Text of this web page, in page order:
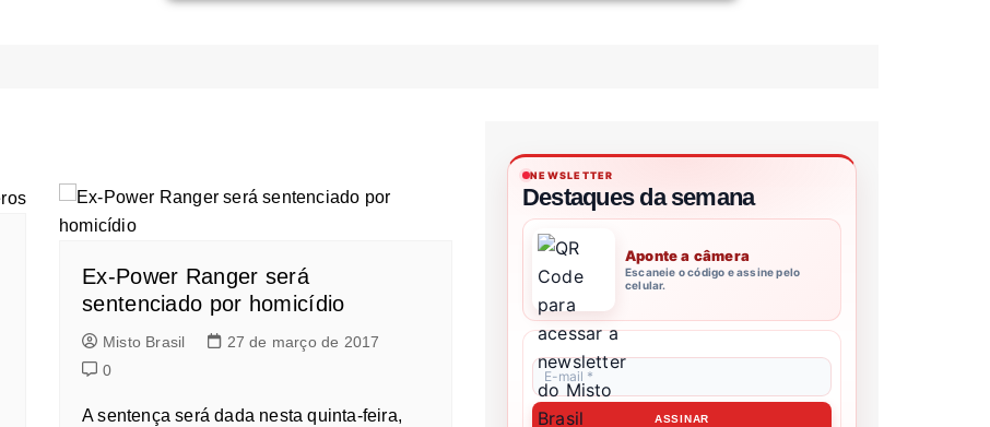
Ex-Power Ranger será
sentenciado por homicídio
Misto Brasil
27 de março de 2017
0
A sentença será dada nesta quinta-feira,
NEWSLETTER
Destaques da semana
Aponte a câmera
Escaneie o código e assine pelo
celular.